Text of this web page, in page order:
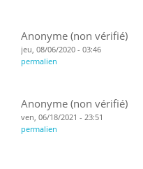
Anonyme (non vérifié)
jeu, 08/06/2020 - 03:46
permalien
Anonyme (non vérifié)
ven, 06/18/2021 - 23:51
permalien